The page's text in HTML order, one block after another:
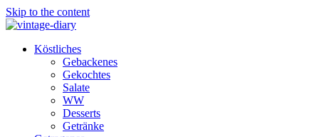
Skip to the content
Köstliches
Gebackenes
Gekochtes
Salate
WW
Desserts
Getränke